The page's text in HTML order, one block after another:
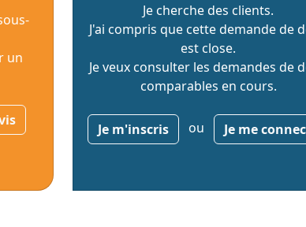
un
Je cherche des clients.
J'ai compris que cette demande de
est close.
Je veux consulter les demandes de
comparables en cours.
Je m'inscris ou Je me